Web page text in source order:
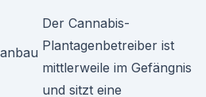
Der Cannabis-
Plantagenbetreiber ist
mittlerweile im Gefängnis
und sitzt eine